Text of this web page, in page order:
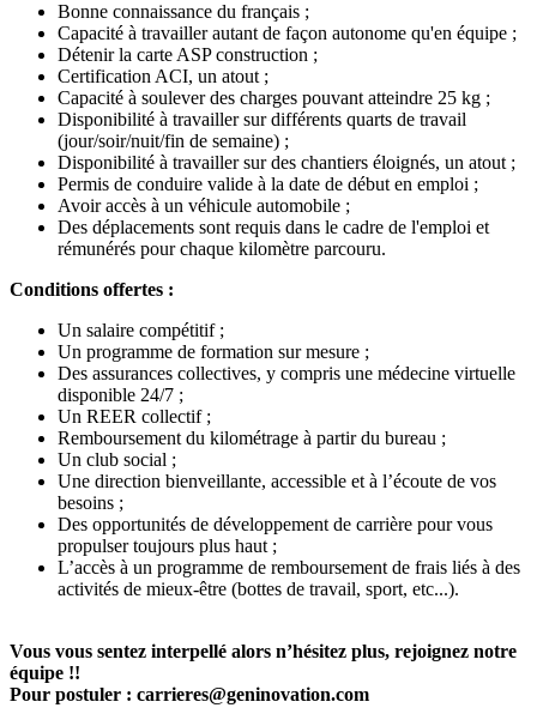
Bonne connaissance du français ;
Capacité à travailler autant de façon autonome qu'en équipe ;
Détenir la carte ASP construction ;
Certification ACI, un atout ;
Capacité à soulever des charges pouvant atteindre 25 kg ;
Disponibilité à travailler sur différents quarts de travail
(jour/soir/nuit/fin de semaine) ;
Disponibilité à travailler sur des chantiers éloignés, un atout ;
Permis de conduire valide à la date de début en emploi ;
Avoir accès à un véhicule automobile ;
Des déplacements sont requis dans le cadre de l'emploi et
rémunérés pour chaque kilomètre parcouru.
Conditions offertes :
Un salaire compétitif ;
Un programme de formation sur mesure ;
Des assurances collectives, y compris une médecine virtuelle
disponible 24/7 ;
Un REER collectif ;
Remboursement du kilométrage à partir du bureau ;
Un club social ;
Une direction bienveillante, accessible et à l’écoute de vos
besoins ;
Des opportunités de développement de carrière pour vous
propulser toujours plus haut ;
L’accès à un programme de remboursement de frais liés à des
activités de mieux-être (bottes de travail, sport, etc...).
Vous vous sentez interpellé alors n’hésitez plus, rejoignez notre
équipe !!
Pour postuler : carrieres@geninovation.com